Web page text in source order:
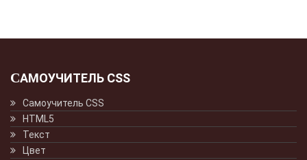
САМОУЧИТЕЛЬ CSS
Самоучитель CSS
HTML5
Текст
Цвет